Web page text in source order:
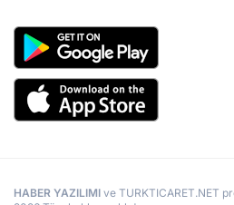
HABER YAZILIMI ve TURKTICARET.NET